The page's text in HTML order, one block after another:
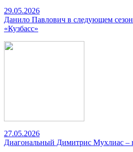
29.05.2026
Данило Павлович в следующем
«Кузбасс»
27.05.2026
Диагональный Димитрис Мухлиас –